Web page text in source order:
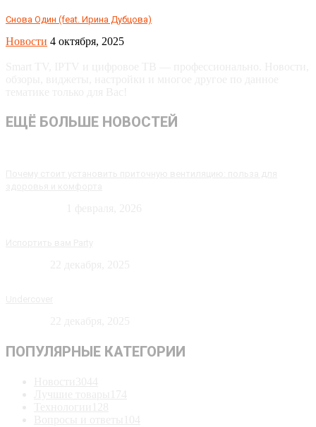
Снова Один (feat. Ирина Дубцова)
Новости 4 октября, 2025
ЕЩЁ БОЛЬШЕ НОВОСТЕЙ
ПОПУЛЯРНЫЕ КАТЕГОРИИ